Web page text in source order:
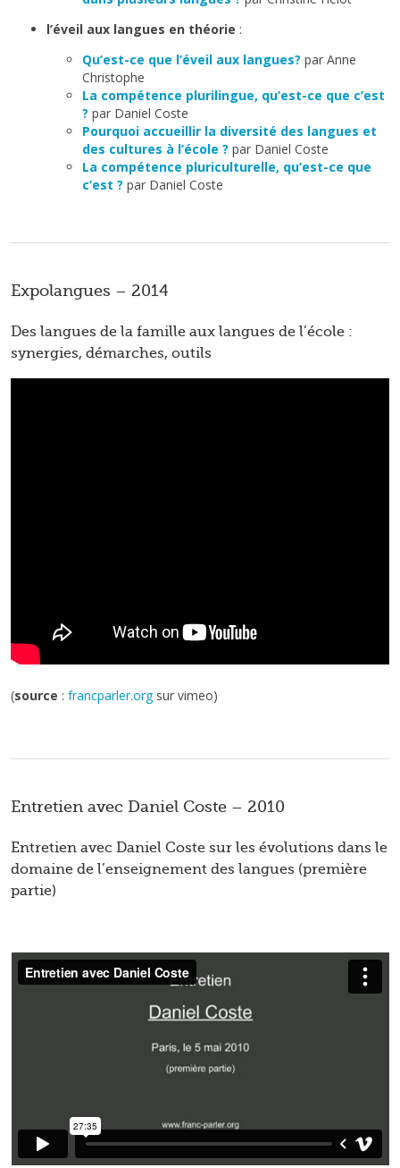
l’éveil aux langues en théorie :
Qu’est-ce que l’éveil aux langues? par Anne
Christophe
La compétence plurilingue, qu’est-ce que c’est
? par Daniel Coste
Pourquoi accueillir la diversité des langues et
des cultures à l’école ? par Daniel Coste
La compétence pluriculturelle, qu’est-ce que
c’est ? par Daniel Coste
Expolangues – 2014
Des langues de la famille aux langues de l’école :
synergies, démarches, outils
(source : francparler.orgsur vimeo)
Entretien avec Daniel Coste – 2010
Entretien avec Daniel Coste sur les évolutions dans le
domaine de l’enseignement des langues (première
partie)